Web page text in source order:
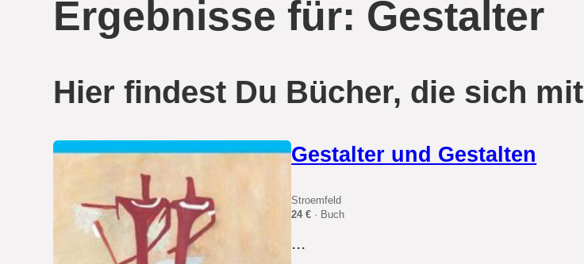
Ergebnisse für: Gestalter
Hier findest Du Bücher, die sich mit
Gestalter und Gestalten
Stroemfeld
24 € · Buch
...